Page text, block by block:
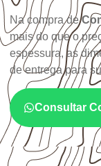
Na compra de
mais do que o
espessura, as
de entrega para
Consultar